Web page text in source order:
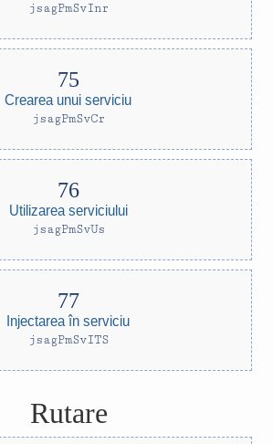
jsagPmSvInr
Crearea unui serviciu
jsagPmSvCr
Utilizarea serviciului
jsagPmSvUs
Injectarea în serviciu
jsagPmSvITS
Rutare